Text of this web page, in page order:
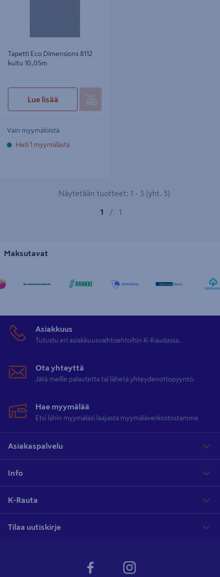
Tapetti Eco Dimensions 8112
kuitu 10,05m
Lue lisää
Vain myymälöistä
Heti 1 myymälästä
Näytetään tuotteet: 1 - 3 (yht. 3)
1 / 1
Maksutavat
Asiakkuus
Tutustu eri asiakkuusvaihtoehtoihin K-Raudassa.
Ota yhteyttä
Jätä meille palautetta tai lähetä yhteydenottopyyntö.
Hae myymälää
Etsi lähin myymäläsi laajasta myymäläverkostostamme
Asiakaspalvelu
Info
K-Rauta
Tilaa uutiskirje